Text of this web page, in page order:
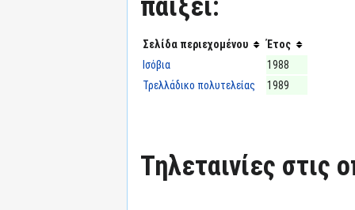
Σελίδα περιεχομένου
Έτος
Ισόβια
1988
Τρελλάδικο πολυτελείας
1989
Τηλεταινίες στις